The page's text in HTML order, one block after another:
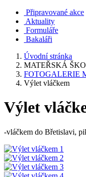
Připravované akce
Aktuality
Formuláře
Bakaláři
Úvodní stránka
MATEŘSKÁ
FOTOGALERIE
Výlet vláčkem
Výlet
-vláčkem do Břetislavi,